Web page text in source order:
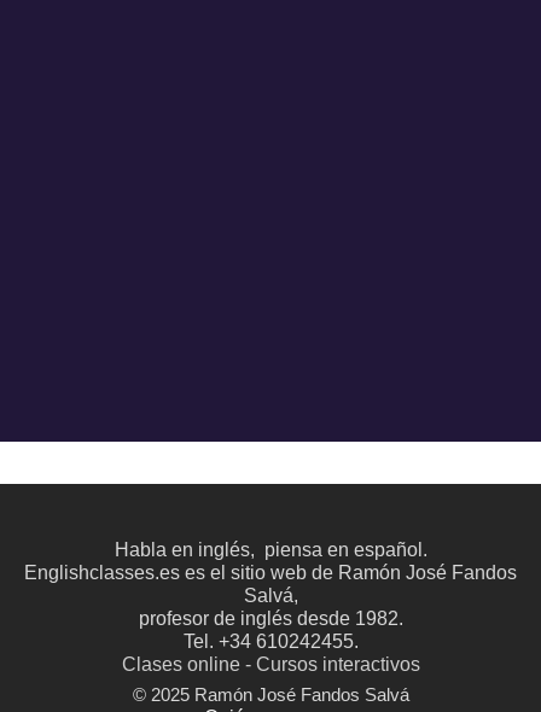
Habla en inglés, piensa en español.
Englishclasses.es es el sitio web de Ramón José Fandos
Salvá,
profesor de inglés desde 1982.
Tel. +34 610242455.
Clases online - Cursos interactivos
© 2025 Ramón José Fandos Salvá